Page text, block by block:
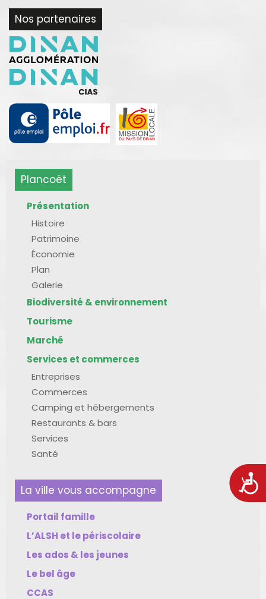
Nos partenaires
Plancoët
Présentation
Histoire
Patrimoine
Économie
Plan
Galerie
Biodiversité & environnement
Tourisme
Marché
Services et commerces
Entreprises
Commerces
Camping et hébergements
Restaurants & bars
Services
Santé
La ville vous accompagne
Portail famille
L’ALSH et le périscolaire
Les ados & les jeunes
Le bel âge
CCAS